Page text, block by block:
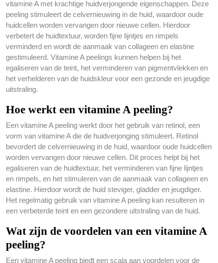
vitamine A met krachtige huidverjongende eigenschappen. Deze
peeling stimuleert de celvernieuwing in de huid, waardoor oude
huidcellen worden vervangen door nieuwe cellen. Hierdoor
verbetert de huidtextuur, worden fijne lijntjes en rimpels
verminderd en wordt de aanmaak van collageen en elastine
gestimuleerd. Vitamine A peelings kunnen helpen bij het
egaliseren van de teint, het verminderen van pigmentvlekken en
het verhelderen van de huidskleur voor een gezonde en jeugdige
uitstraling.
Hoe werkt een vitamine A peeling?
Een vitamine A peeling werkt door het gebruik van retinol, een
vorm van vitamine A die de huidverjonging stimuleert. Retinol
bevordert de celvernieuwing in de huid, waardoor oude huidcellen
worden vervangen door nieuwe cellen. Dit proces helpt bij het
egaliseren van de huidtextuur, het verminderen van fijne lijntjes
en rimpels, en het stimuleren van de aanmaak van collageen en
elastine. Hierdoor wordt de huid steviger, gladder en jeugdiger.
Het regelmatig gebruik van vitamine A peeling kan resulteren in
een verbeterde teint en een gezondere uitstraling van de huid.
Wat zijn de voordelen van een vitamine A
peeling?
Een vitamine A peeling biedt een scala aan voordelen voor de